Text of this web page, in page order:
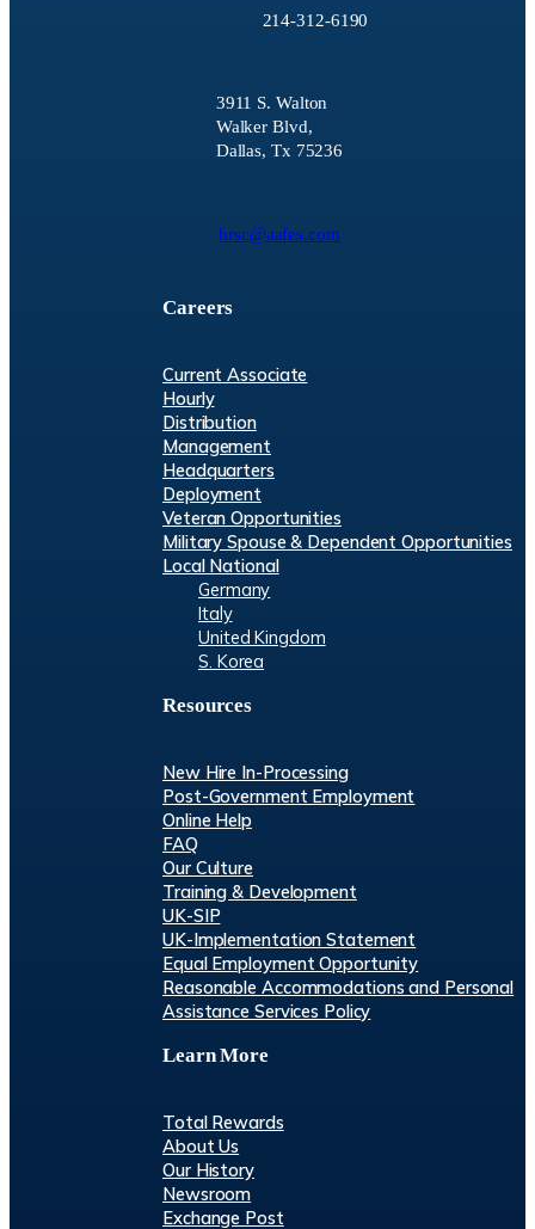
214-312-6190
3911 S. Walton
Walker Blvd,
Dallas, Tx 75236
hrsc@aafes.com
Careers
Current Associate
Hourly
Distribution
Management
Headquarters
Deployment
Veteran Opportunities
Military Spouse & Dependent Opportunities
Local National
Germany
Italy
United Kingdom
S. Korea
Resources
New Hire In-Processing
Post-Government Employment
Online Help
FAQ
Our Culture
Training & Development
UK-SIP
UK-Implementation Statement
Equal Employment Opportunity
Reasonable Accommodations and Personal
Assistance Services Policy
Learn More
Total Rewards
About Us
Our History
Newsroom
Exchange Post